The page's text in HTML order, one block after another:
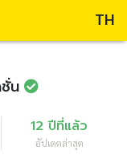
TH
น
12 ปีที่แล้ว
อัปเดตล่าสุด